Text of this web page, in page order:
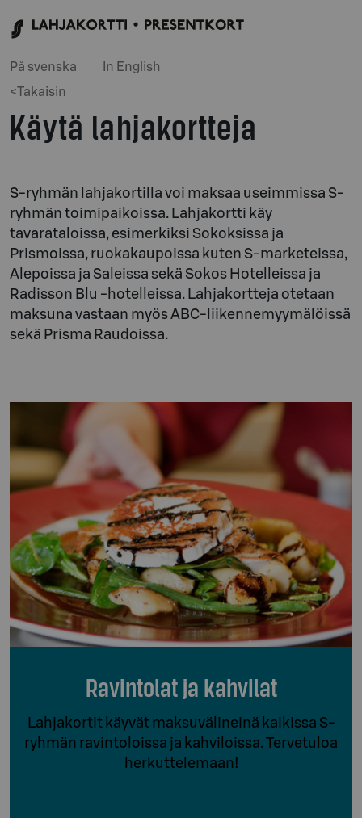
På svenska
In English
<Takaisin
Käytä lahjakortteja
S-ryhmän lahjakortilla voi maksaa useimmissa S-
ryhmän toimipaikoissa. Lahjakortti käy
tavarataloissa, esimerkiksi Sokoksissa ja
Prismoissa, ruokakaupoissa kuten S-marketeissa,
Alepoissa ja Saleissa sekä Sokos Hotelleissa ja
Radisson Blu -hotelleissa. Lahjakortteja otetaan
maksuna vastaan myös ABC-liikennemyymälöissä
sekä Prisma Raudoissa.
Ravintolat ja kahvilat
Lahjakortit käyvät maksuvälineinä kaikissa S-
ryhmän ravintoloissa ja kahviloissa. Tervetuloa
herkuttelemaan!